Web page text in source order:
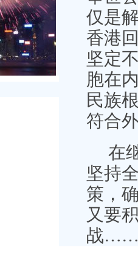
仅是
香港
坚定
胞在
民族
符合
在
坚持
策，
又要
战